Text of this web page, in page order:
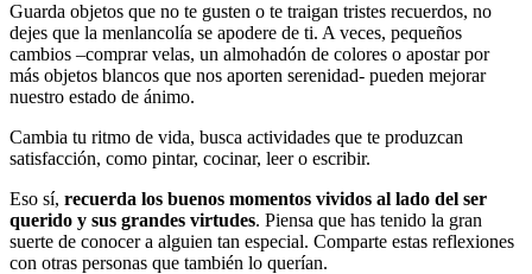
Guarda objetos que no te gusten o te traigan tristes recuerdos, no
dejes que la menlancolía se apodere de ti. A veces, pequeños
cambios –comprar velas, un almohadón de colores o apostar por
más objetos blancos que nos aporten serenidad- pueden mejorar
nuestro estado de ánimo.
Cambia tu ritmo de vida, busca actividades que te produzcan
satisfacción, como pintar, cocinar, leer o escribir.
Eso sí, recuerda los buenos momentos vividos al lado del ser
querido y sus grandes virtudes. Piensa que has tenido la gran
suerte de conocer a alguien tan especial. Comparte estas reflexiones
con otras personas que también lo querían.